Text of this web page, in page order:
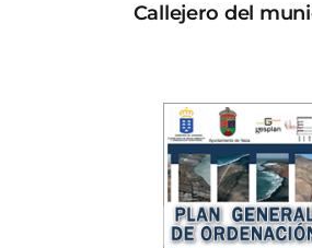
Callejero del